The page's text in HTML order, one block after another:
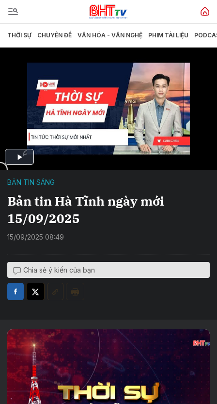
THỜI SỰ CHUYÊN ĐỀ VĂN HÓA - VĂN NGHỆ PHIM TÀI LIỆU
BẢN TIN SÁNG
Bản tin Hà Tĩnh ngày mới
15/09/2025
15/09/2025 08:49
Chia sẻ ý kiến của bạn